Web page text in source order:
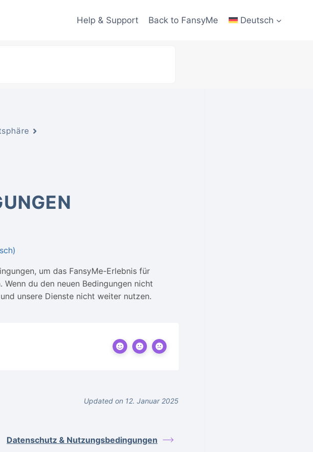
Help & Support Back to FansyMe Deutsch
)
um das FansyMe-Erlebnis für
du den neuen Bedingungen nicht
unsere Dienste nicht weiter nutzen.
Updated on 12. Januar 2025
Datenschutz & Nutzungsbedingungen